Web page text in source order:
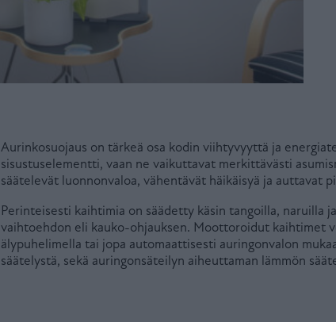
Aurinkosuojaus on tärkeä osa kodin viihtyvyyttä ja
sisustuselementti, vaan ne vaikuttavat merkittävästi
säätelevät luonnonvaloa, vähentävät häikäisyä ja auttavat
Perinteisesti kaihtimia on säädetty käsin tangoilla, naruilla
vaihtoehdon eli kauko-ohjauksen. Moottoroidut kaihtimet
älypuhelimella tai jopa automaattisesti auringonvalon
säätelystä, sekä auringonsäteilyn aiheuttaman lämmön